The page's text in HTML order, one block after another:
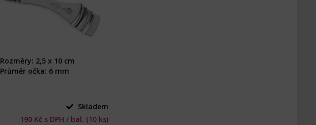
Rozměry: 2,5 x 10 cm
Průměr očka: 6 mm
Skladem
190 Kč s DPH / bal. (10 ks)